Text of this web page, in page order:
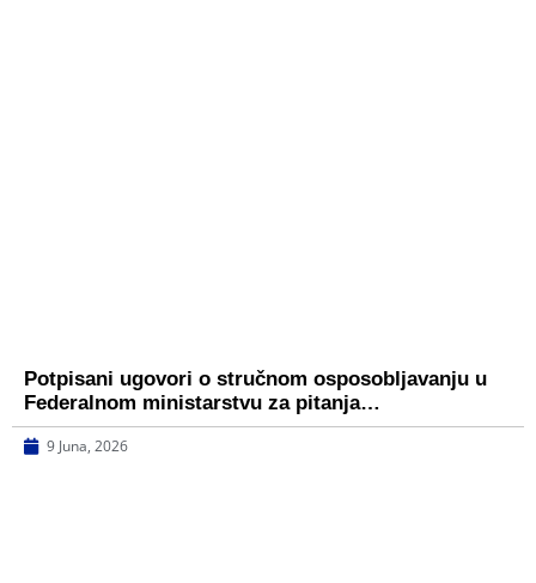
Potpisani ugovori o stručnom osposobljavanju u
Federalnom ministarstvu za pitanja…
9 Juna, 2026